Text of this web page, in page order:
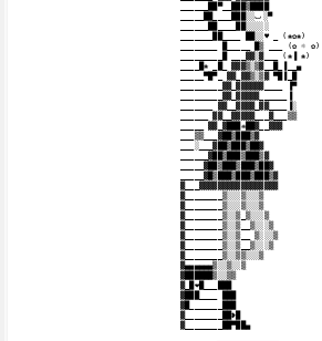
______██▀__███▒████
_____██____███░░ٮ░▀
______██____██░░░░░
_______██____ ██░░♥ _ (❀✿❀)
________ █_____ █▒ ___ (✿ ☼ ✿)
_________█ ___▓▓░▓___ (❀▐ ❀)
____█❀ _█_ ▓▓▓▒░▒▓__█_▐__▄
_____▀█▀_ ▓▓_▓▓▒░▒▓ ▀█▐_█
_________▓▓_▓▓▓▓▓▓____ ▐▀
_________▓▓_▓▓▓▓▓______▐
_______ ▓▓__▓▓▓▓_▓▓____▐░
______ ▓▓__▓▓▓▓▓___▓___▒▒
_____ ▓▓_▓███❋██▓__▓▓▓
___▒▒___▓██▒███▒▓
___░___▓██▒███▒██▓
______▓██▒███▒███▒▓
_____▓██▒███▒███▒██▓
_____▓█▒███▒███▒███▒▓
▓___▓▓▓▓▓▓▓▓▓▓▓▓▓▓▓▓▓
▓________▒░░░▒░░░▒
▓________▒░░░▒░░░▒
▓________▒░░▒_▒░░░▒
▓________▒░░▒__▒░░░▒
▓________▒░░▒__ ▒░░░▒
▓________▒░░▒__▒░░░▒
▓________▒░░▒▒░░░▒
▓▄▄▄▄▄▄▒░░▒░░▒
▓██████▒░░▒▒
▓_█❤█___███
▓███____ ███
▓█_______███
▓________██❥█
▓________██▀██▄